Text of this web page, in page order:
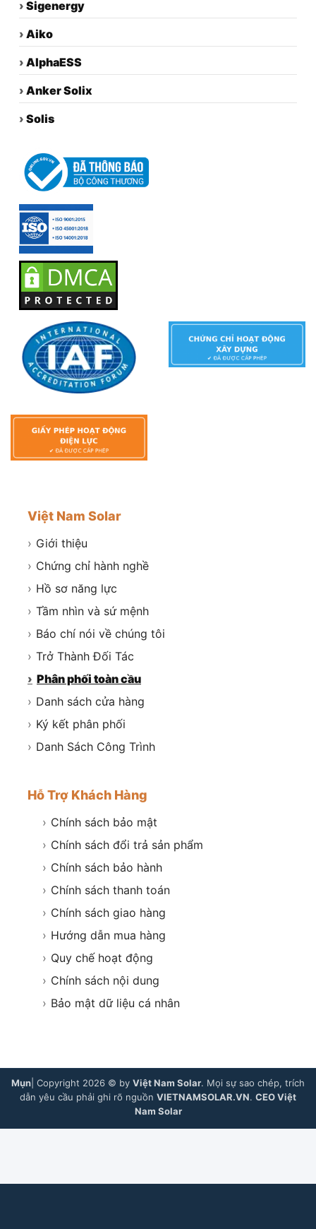
› Sigenergy
› Aiko
› AlphaESS
› Anker Solix
› Solis
Việt Nam Solar
› Giới thiệu
› Chứng chỉ hành nghề
› Hồ sơ năng lực
› Tầm nhìn và sứ mệnh
› Báo chí nói về chúng tôi
› Trở Thành Đối Tác
› Phân phối toàn cầu
› Danh sách cửa hàng
› Ký kết phân phối
› Danh Sách Công Trình
Hỗ Trợ Khách Hàng
› Chính sách bảo mật
› Chính sách đổi trả sản phẩm
› Chính sách bảo hành
› Chính sách thanh toán
› Chính sách giao hàng
› Hướng dẫn mua hàng
› Quy chế hoạt động
› Chính sách nội dung
› Bảo mật dữ liệu cá nhân
Mụn | Copyright 2026 © by Việt Nam Solar. Mọi sự sao chép, trích
dẫn yêu cầu phải ghi rõ nguồn VIETNAMSOLAR.VN. CEO Việt
Nam Solar